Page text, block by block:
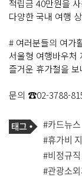
적립금 40만원을
다양한 국내 여행
# 여러분들의 여가
서울형 여행바우처
즐거운 휴가철을 보
문의 ☎02-3788-
기
사
관
련
태
그
태
그
#카드뉴스
#휴가비
#비정규
#관광소